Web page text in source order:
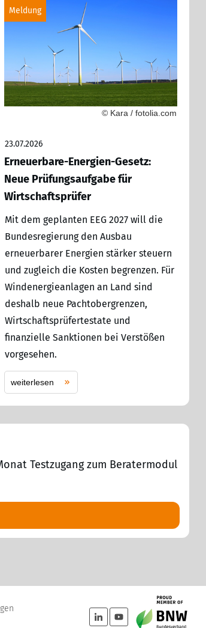
Meldung
© Kara / fotolia.com
23.07.2026
Erneuerbare-Energien-Gesetz:
Neue Prüfungsaufgabe für
Wirtschaftsprüfer
Mit dem geplanten EEG 2027 will die
Bundesregierung den Ausbau
erneuerbarer Energien stärker steuern
und zugleich die Kosten begrenzen. Für
Windenergieanlagen an Land sind
deshalb neue Pachtobergrenzen,
Wirtschaftsprüfertestate und
finanzielle Sanktionen bei Verstößen
vorgesehen.
weiterlesen
Testzugang zum Beratermodul